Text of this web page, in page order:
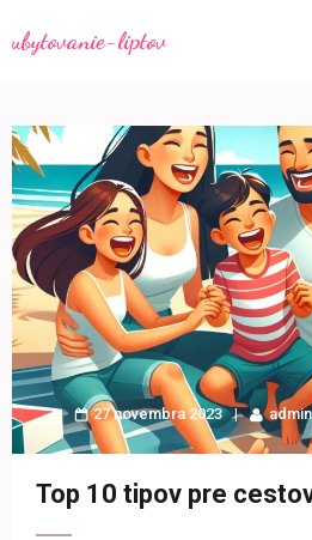
na
(stlačte
Enter)
ubytovanie-liptov
27 novembra 2023 admin
Top 10 tipov pre